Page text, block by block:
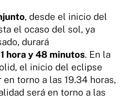
, desde el inicio del
el ocaso del sol, ya
durará
hora y 48 minutos. En la
el inicio del eclipse
torno a las 19.34 horas,
será en torno a las